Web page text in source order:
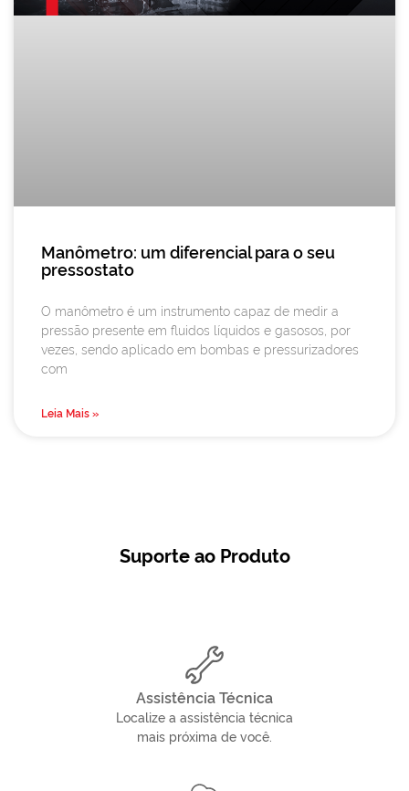
Manômetro: um diferencial para o seu
pressostato
O manômetro é um instrumento capaz de medir a
pressão presente em fluidos líquidos e gasosos, por
vezes, sendo aplicado em bombas e pressurizadores
com
Leia Mais »
Suporte ao Produto
Assistência Técnica
Localize a assistência técnica
mais próxima de você.